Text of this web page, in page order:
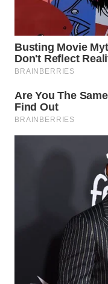
WN
MANDALIKA
WN
LIKUPANG